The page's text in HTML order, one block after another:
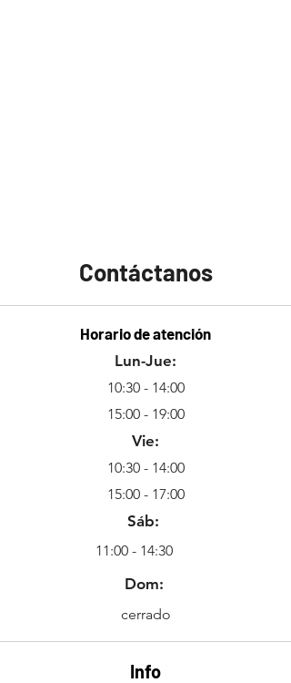
Contáctanos
Horario de atención
Lun-Jue:
10:30 - 14:00
15:00 - 19:00
Vie:
10:30 - 14:00
15:00 - 17:00
Sáb:
11:00 - 14:30
Dom:
cerrado
Info